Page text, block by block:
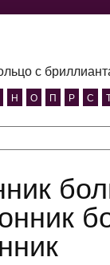
с
Н О П Р С